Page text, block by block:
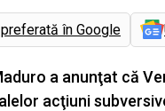
în Google
a anunţat că
acţiuni